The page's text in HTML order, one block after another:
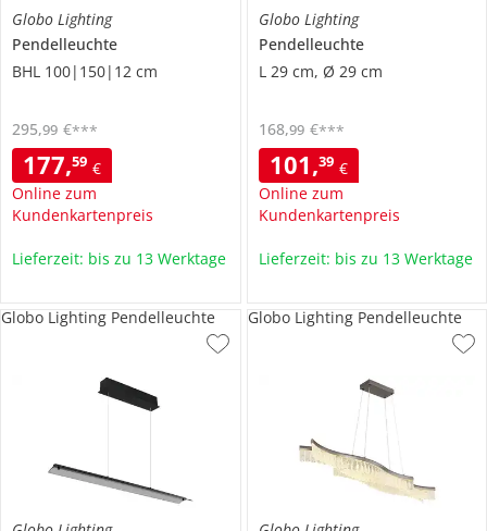
Globo Lighting
Pendelleuchte
BHL 100|150|12 cm
177,59 €
Online zum
Kundenkartenpreis
295,99 €***
Lieferzeit: bis zu 13 Werktage
Globo Lighting
Pendelleuchte
L 29 cm, Ø 29 cm
101,39 €
Online zum
Kundenkartenpreis
168,99 €***
Lieferzeit: bis zu 13 Werktage
Globo Lighting Pendelleuchte Globo Lighting Pendelleuchte